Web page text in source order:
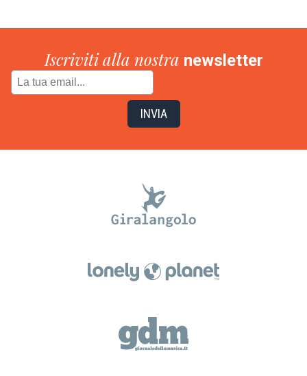
Iscriviti alla nostra newsletter